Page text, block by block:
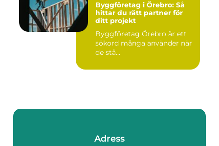
Byggföretag i Örebro: Så
hittar du rätt partner för
ditt projekt
Byggföretag Örebro är ett
sökord många använder när
de stå...
Adress